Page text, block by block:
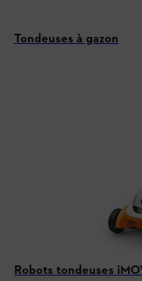
Tondeuses à gazon
Robots tondeuses